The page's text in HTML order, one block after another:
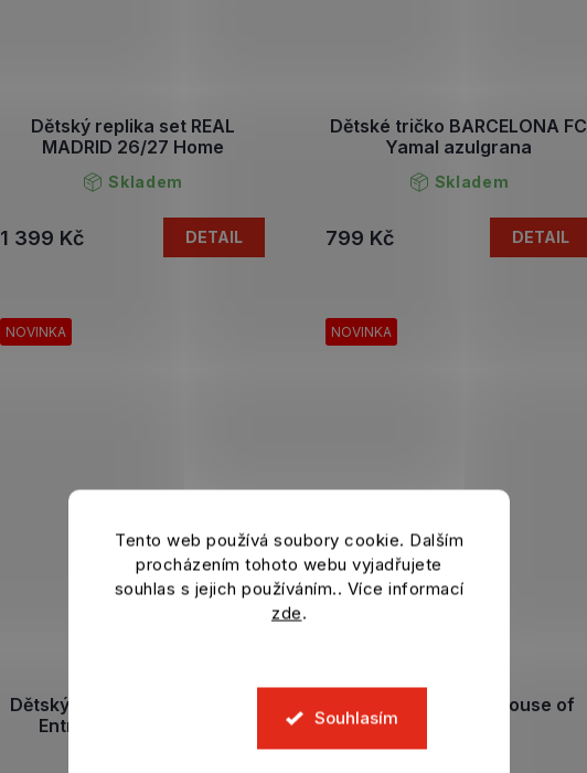
Tento web používá soubory cookie. Dalším
procházením tohoto webu vyjadřujete
souhlas s jejich používáním.. Více informací
zde.
Souhlasím
Dětský replika set REAL
MADRID 26/27 Home
Skladem
1 399 Kč DETAIL
Dětské tričko BARCELONA FC
Yamal azulgrana
Skladem
799 Kč DETAIL
NOVINKA
Dětský dres BARCELONA FC
Entrenamiento fuscia
NOVINKA
Dětský top MESSI House of